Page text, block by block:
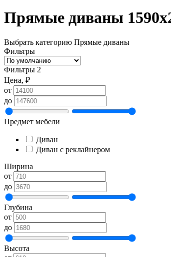
Прямые диваны
Выбрать категорию Прямые диваны
Фильтры
Фильтры 2
Цена, ₽
от
до
Предмет мебели
Диван
Диван с реклайнером
Ширина
от
до
Глубина
от
до
Высота